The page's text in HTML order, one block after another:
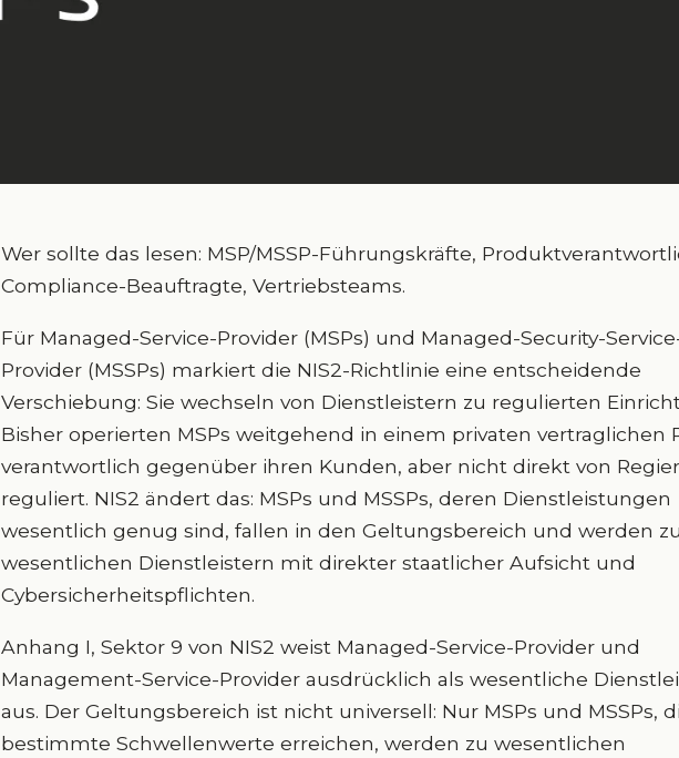
Wer sollte das lesen: MSP/MSSP-Führungskräfte,
Compliance-Beauftragte, Vertriebsteams.
Für Managed-Service-Provider (MSPs) und Managed-Security-
Provider (MSSPs) markiert die NIS2-Richtlinie eine entscheidende
Verschiebung: Sie wechseln von Dienstleistern zu regulierten
Bisher operierten MSPs weitgehend in einem privaten vertraglichen
verantwortlich gegenüber ihren Kunden, aber nicht direkt von
reguliert. NIS2 ändert das: MSPs und MSSPs, deren Dienstleistungen
wesentlich genug sind, fallen in den Geltungsbereich und werden zu
wesentlichen Dienstleistern mit direkter staatlicher Aufsicht und
Cybersicherheitspflichten.
Anhang I, Sektor 9 von NIS2 weist Managed-Service-Provider und
Management-Service-Provider ausdrücklich als wesentliche
aus. Der Geltungsbereich ist nicht universell: Nur MSPs und MSSPs,
bestimmte Schwellenwerte erreichen, werden zu wesentlichen